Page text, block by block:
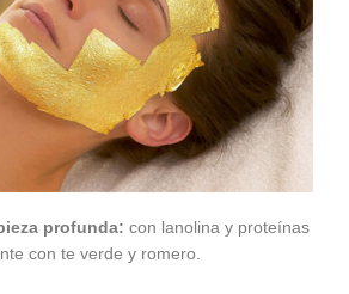
profunda: con lanolina y proteínas
con te verde y romero.